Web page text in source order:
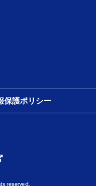
保護ポリシー
reserved.